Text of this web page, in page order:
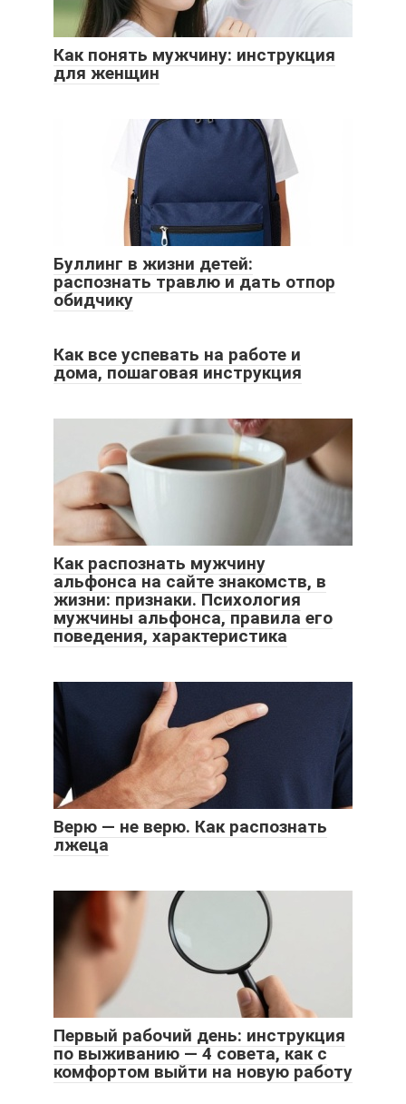
Как понять мужчину: инструкция
для женщин
Буллинг в жизни детей:
распознать травлю и дать отпор
обидчику
Как все успевать на работе и
дома, пошаговая инструкция
Как распознать мужчину
альфонса на сайте знакомств, в
жизни: признаки. Психология
мужчины альфонса, правила его
поведения, характеристика
Верю — не верю. Как распознать
лжеца
Первый рабочий день: инструкция
по выживанию — 4 совета, как с
комфортом выйти на новую работу